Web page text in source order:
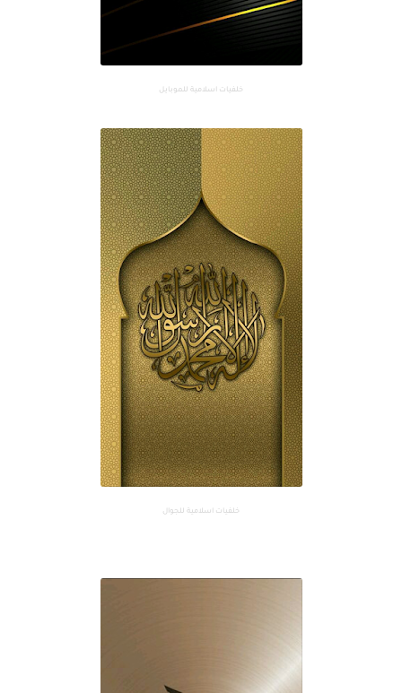
خلفيات اسلامية للموبايل
خلفيات اسلامية للجوال